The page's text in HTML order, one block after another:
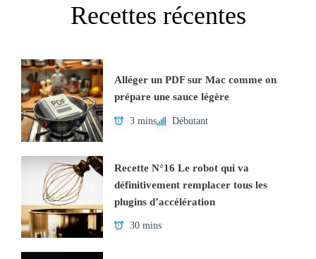
Recettes récentes
Alléger un PDF sur Mac comme on
prépare une sauce légère
3 mins Débutant
Recette N°16 Le robot qui va
définitivement remplacer tous les
plugins d’accélération
30 mins